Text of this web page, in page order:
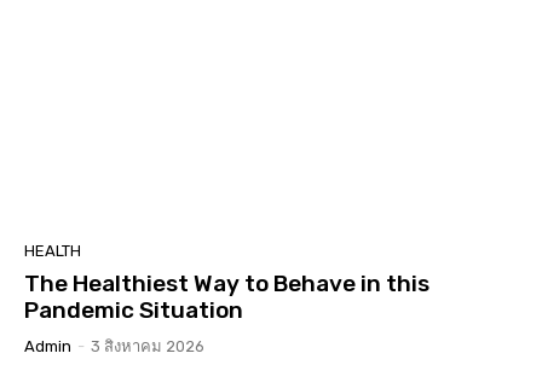
HEALTH
The Healthiest Way to Behave in this
Pandemic Situation
Admin - 3 สิงหาคม 2026